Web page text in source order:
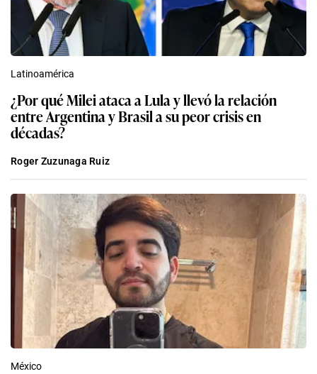
Latinoamérica
¿Por qué Milei ataca a Lula y llevó la relación
entre Argentina y Brasil a su peor crisis en
décadas?
Roger Zuzunaga Ruiz
México